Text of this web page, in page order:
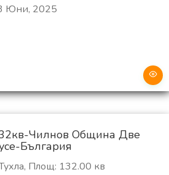
Юни, 2025
Чилнов Община Две
България
Площ: 132.00 кв